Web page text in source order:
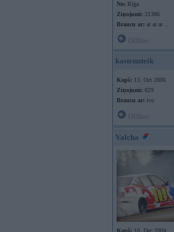
No: Rīga
Ziņojumi: 21386
Braucu ar: ar ar ar ..
kastenuteik
Kopš: 13. Oct 2006
Ziņojumi: 829
Braucu ar: ivo
Valcha
Kopš: 10. Dec 2004